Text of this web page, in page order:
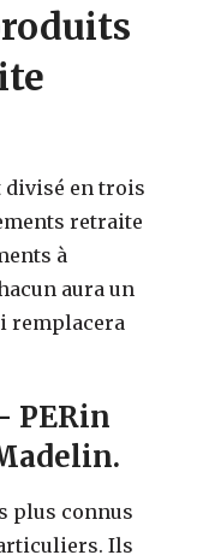
divisé en trois
retraite
à
aura un
remplacera
PERin
plus connus
Ils